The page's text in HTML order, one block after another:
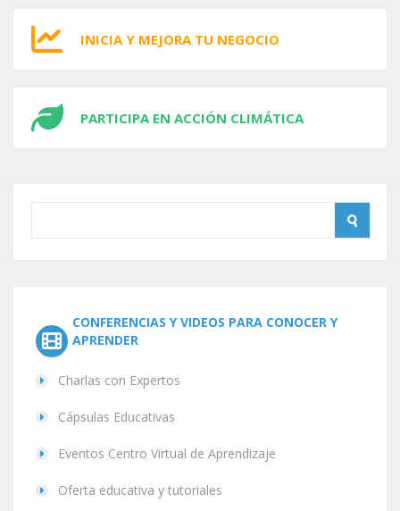
INICIA Y MEJORA TU NEGOCIO
PARTICIPA EN ACCIÓN CLIMÁTICA
CONFERENCIAS Y VIDEOS PARA CONOCER Y
APRENDER
Charlas con Expertos
Cápsulas Educativas
Eventos Centro Virtual de Aprendizaje
Oferta educativa y tutoriales